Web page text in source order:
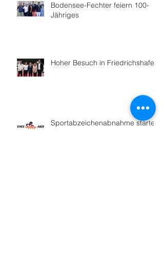
Bodensee-Fechter feiern 100-
Jähriges
Hoher Besuch in Friedrichshafen
Sportabzeichenabnahme startet